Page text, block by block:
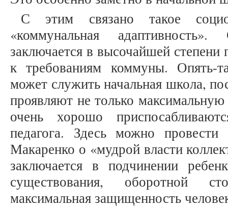
С этим связано такое
«коммунальная
заключается в высочайшей степени
к требованиям коммуны. Опять-
может служить начальная школа,
проявляют не только
очень хорошо
педагога. Здесь можно
Макаренко о «мудрой власти
заключается в подчинении
существования, оборотной
максимальная защищенность